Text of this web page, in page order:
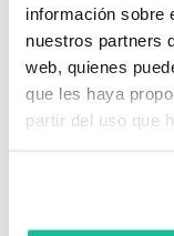
información sobre
nuestros partners
web, quienes
que les haya
partir del uso que
ÚLTIMAS MÁS
El